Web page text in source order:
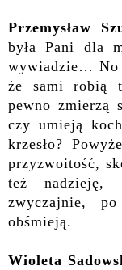
Przemysław
była Pani dla
wywiadzie… No
że sami robią
pewno zmierzą
czy umieją
krzesło?
przyzwoitość,
też
zwyczajnie,
obśmieją.
Wioleta